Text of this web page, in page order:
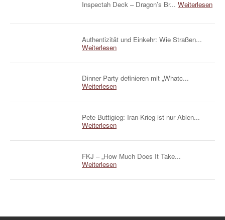
Inspectah Deck – Dragon’s Br... Weiterlesen
Authentizität und Einkehr: Wie Straßen...
Weiterlesen
Dinner Party definieren mit „Whatc...
Weiterlesen
Pete Buttigieg: Iran-Krieg ist nur Ablen...
Weiterlesen
FKJ – „How Much Does It Take...
Weiterlesen